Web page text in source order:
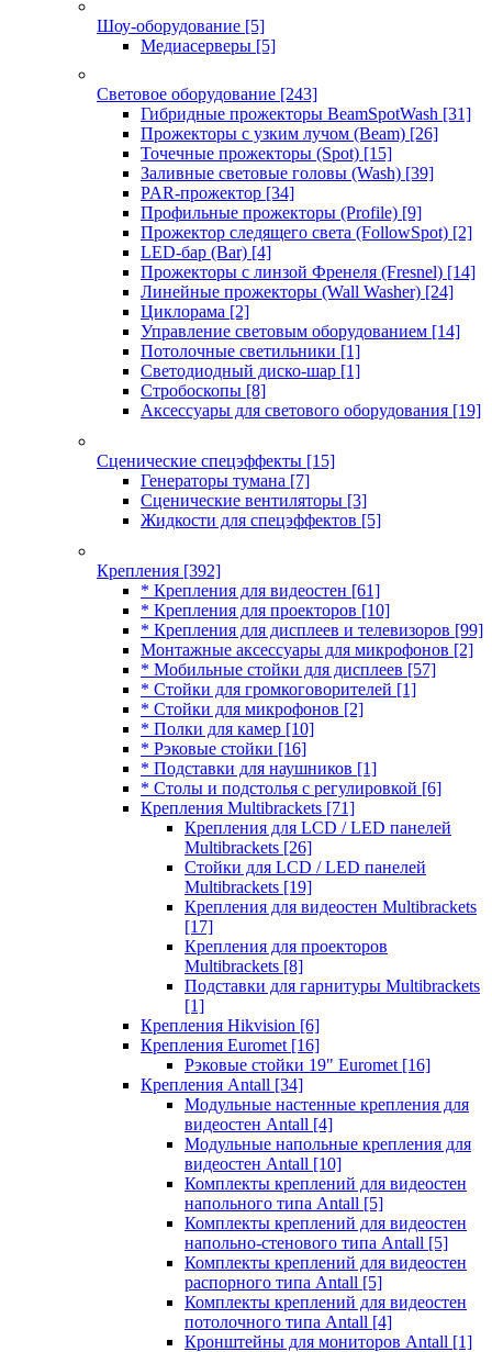
Шоу-оборудование [5]
Медиасерверы [5]
Световое оборудование [243]
Гибридные прожекторы BeamSpotWash [31]
Прожекторы с узким лучом (Beam) [26]
Точечные прожекторы (Spot) [15]
Заливные световые головы (Wash) [39]
PAR-прожектор [34]
Профильные прожекторы (Profile) [9]
Прожектор следящего света (FollowSpot) [2]
LED-бар (Bar) [4]
Прожекторы с линзой Френеля (Fresnel) [14]
Линейные прожекторы (Wall Washer) [24]
Циклорама [2]
Управление световым оборудованием [14]
Потолочные светильники [1]
Светодиодный диско-шар [1]
Стробоскопы [8]
Аксессуары для светового оборудования [19]
Сценические спецэффекты [15]
Генераторы тумана [7]
Сценические вентиляторы [3]
Жидкости для спецэффектов [5]
Крепления [392]
* Крепления для видеостен [61]
* Крепления для проекторов [10]
* Крепления для дисплеев и телевизоров [99]
Монтажные аксессуары для микрофонов [2]
* Мобильные стойки для дисплеев [57]
* Стойки для громкоговорителей [1]
* Стойки для микрофонов [2]
* Полки для камер [10]
* Рэковые стойки [16]
* Подставки для наушников [1]
* Столы и подстолья с регулировкой [6]
Крепления Multibrackets [71]
Крепления для LCD / LED панелей
Multibrackets [26]
Стойки для LCD / LED панелей
Multibrackets [19]
Крепления для видеостен Multibrackets
[17]
Крепления для проекторов
Multibrackets [8]
Подставки для гарнитуры Multibrackets
[1]
Крепления Hikvision [6]
Крепления Euromet [16]
Рэковые стойки 19" Euromet [16]
Крепления Antall [34]
Модульные настенные крепления для
видеостен Antall [4]
Модульные напольные крепления для
видеостен Antall [10]
Комплекты креплений для видеостен
напольного типа Antall [5]
Комплекты креплений для видеостен
напольно-стенового типа Antall [5]
Комплекты креплений для видеостен
распорного типа Antall [5]
Комплекты креплений для видеостен
потолочного типа Antall [4]
Кронштейны для мониторов Antall [1]